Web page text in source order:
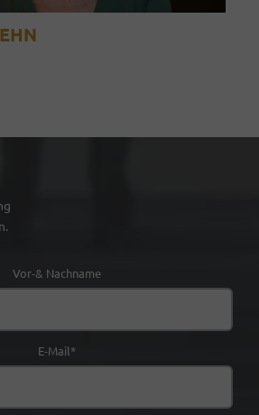
Vor-& Nachname
E-Mail*